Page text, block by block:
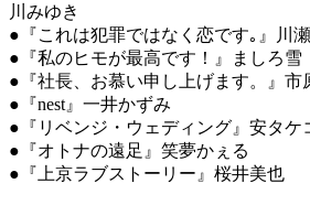
川みゆき
●『これは犯罪ではなく恋です｡』川
●『私のヒモが最高です！』ましろ雪
●『社長、お慕い申し上げます。』
●『nest』一井かずみ
●『リベンジ・ウェディング』安タ
●『オトナの遠足』笑夢かぇる
●『上京ラブストーリー』桜井美也